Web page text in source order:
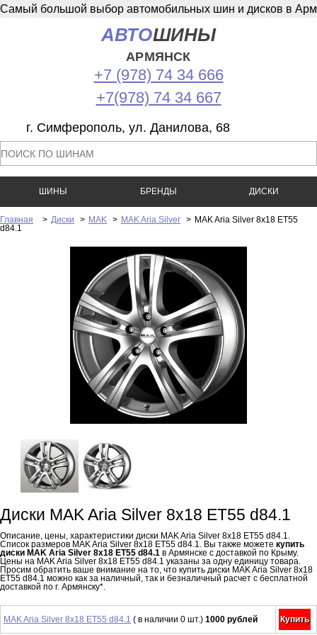
Самый большой выбор автомобильных шин и дисков в
АВТОШИНЫ
АРМЯНСК
+7 (978) 74 34 666
+7(978) 74 34 667
г. Симферополь, ул. Данилова, 68
ШИНЫ БРЕНДЫ ДИСКИ
Главная > Диски > MAK > MAK Aria Silver > MAK Aria Silver 8x18 ET55
d84.1
Диски MAK Aria Silver 8x18 ET55 d84.1
Описание, цены, характеристики диски MAK Aria Silver 8x18 ET55 d84.1.
Список размеров MAK Aria Silver 8x18 ET55 d84.1. Вы также можете купить
диски MAK Aria Silver 8x18 ET55 d84.1 в Армянске с доставкой по Крыму.
Цены на MAK Aria Silver 8x18 ET55 d84.1 указаны за одну единицу товара.
Просим обратить ваше внимание на то, что купить диски MAK Aria Silver 8x18
ET55 d84.1 можно как за наличный, так и безналичный расчет с бесплатной
доставкой по г. Армянску*.
MAK Aria Silver 8x18 ET55 d84.1 ( в наличии 0 шт.) 1000 рублей Купить